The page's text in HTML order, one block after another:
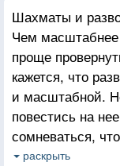
Шахматы и
Чем
проще
кажется, что
и масштабной.
повестись на
сомневаться,
она начинает
раскрыть